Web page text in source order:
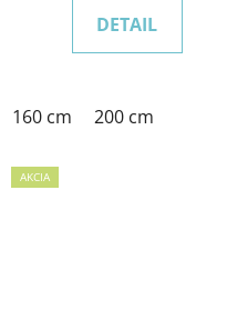
DETAIL
160 cm 200 cm
AKCIA